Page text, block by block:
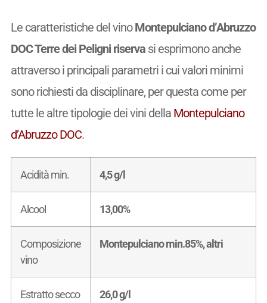
Le caratteristiche del vinoMontepulciano d’Abruzzo
DOC Terre dei Peligni riservasi esprimono anche
attraverso i principali parametri i cui valori minimi
sono richiesti da disciplinare, per questa come per
tutte le altre tipologie dei vini della Montepulciano
d’Abruzzo DOC.
Acidità min. 4,5 g/l
Alcool 13,00%
Composizione
vino
Montepulciano min.85%, altri
Estratto secco
26,0 g/l